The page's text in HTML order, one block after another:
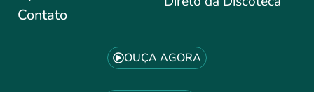
Contato
OUÇA AGORA